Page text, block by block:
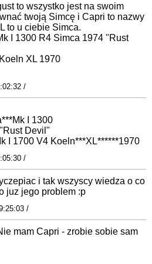
to wszystko jest na swoim
twoją Simcę i Capri to nazwy
to u ciebie Simca.
I 1300 R4 Simca 1974 "Rust
XL 1970
/
I 1300
Devil"
I 1700 V4 Koeln***XL******1970
/
i tak wszyscy wiedza o co
juz jego problem :p
/
mam Capri - zrobie sobie sam